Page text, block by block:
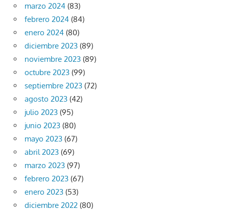
marzo 2024 (83)
febrero 2024 (84)
enero 2024 (80)
diciembre 2023 (89)
noviembre 2023 (89)
octubre 2023 (99)
septiembre 2023 (72)
agosto 2023 (42)
julio 2023 (95)
junio 2023 (80)
mayo 2023 (67)
abril 2023 (69)
marzo 2023 (97)
febrero 2023 (67)
enero 2023 (53)
diciembre 2022 (80)